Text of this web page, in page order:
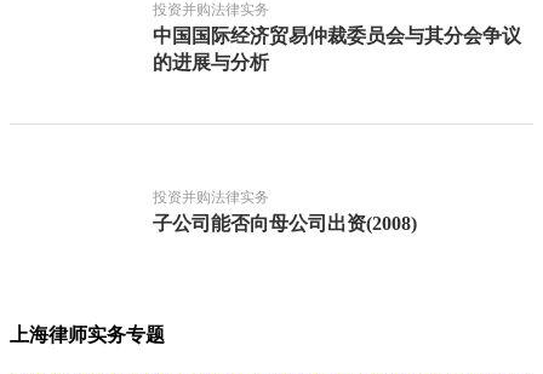
投资并购法律实务
中国国际经济贸易仲裁委员会与其分会争议
的进展与分析
投资并购法律实务
子公司能否向母公司出资(2008)
上海律师实务专题